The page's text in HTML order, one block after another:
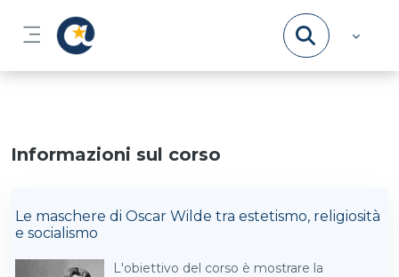
Pannello laterale
Informazioni sul corso
Le maschere di Oscar Wilde tra estetismo, religiosità
e socialismo
L'obiettivo del corso è mostrare la